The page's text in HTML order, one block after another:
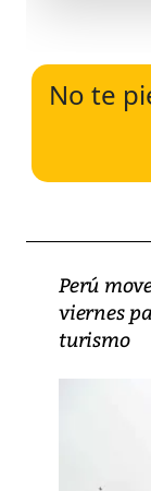
No te
Perú
viernes
turismo